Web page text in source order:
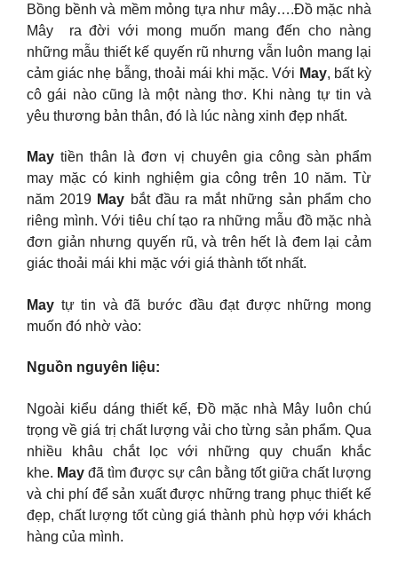
Bồng bềnh và mềm mỏng tựa như mây….Đồ mặc nhà
Mây ra đời với mong muốn mang đến cho nàng
những mẫu thiết kế quyến rũ nhưng vẫn luôn mang lại
cảm giác nhẹ bẫng, thoải mái khi mặc. Với May, bất kỳ
cô gái nào cũng là một nàng thơ. Khi nàng tự tin và
yêu thương bản thân, đó là lúc nàng xinh đẹp nhất.
May tiền thân là đơn vị chuyên gia công sàn phẩm
may mặc có kinh nghiệm gia công trên 10 năm. Từ
năm 2019 May bắt đầu ra mắt những sản phẩm cho
riêng mình. Với tiêu chí tạo ra những mẫu đồ mặc nhà
đơn giản nhưng quyến rũ, và trên hết là đem lại cảm
giác thoải mái khi mặc với giá thành tốt nhất.
May tự tin và đã bước đầu đạt được những mong
muốn đó nhờ vào:
Nguồn nguyên liệu:
Ngoài kiểu dáng thiết kế, Đồ mặc nhà Mây luôn chú
trọng về giá trị chất lượng vải cho từng sản phẩm. Qua
nhiều khâu chắt lọc với những quy chuẩn khắc
khe. May đã tìm được sự cân bằng tốt giữa chất lượng
và chi phí để sản xuất được những trang phục thiết kế
đẹp, chất lượng tốt cùng giá thành phù hợp với khách
hàng của mình.